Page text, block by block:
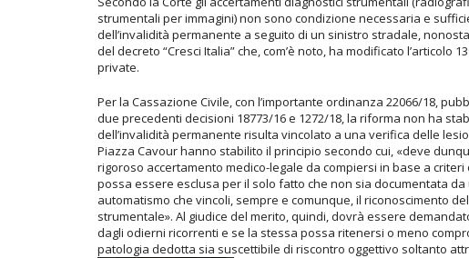
strumentali per immagini) non sono condizione necessaria e
dell’invalidità permanente a seguito di un sinistro stradale,
del decreto “Cresci Italia” che, com’è noto, ha modificato l’articolo
private.
Per la Cassazione Civile, con l’importante ordinanza 22066/18,
due precedenti decisioni 18773/16 e 1272/18, la riforma non ha
dell’invalidità permanente risulta vincolato a una verifica delle
Piazza Cavour hanno stabilito il principio secondo cui, «deve
rigoroso accertamento medico-legale da compiersi in base a
possa essere esclusa per il solo fatto che non sia documentata
automatismo che vincoli, sempre e comunque, il riconoscimento
strumentale». Al giudice del merito, quindi, dovrà essere
dagli odierni ricorrenti e se la stessa possa ritenersi o meno
patologia dedotta sia suscettibile di riscontro oggettivo soltanto